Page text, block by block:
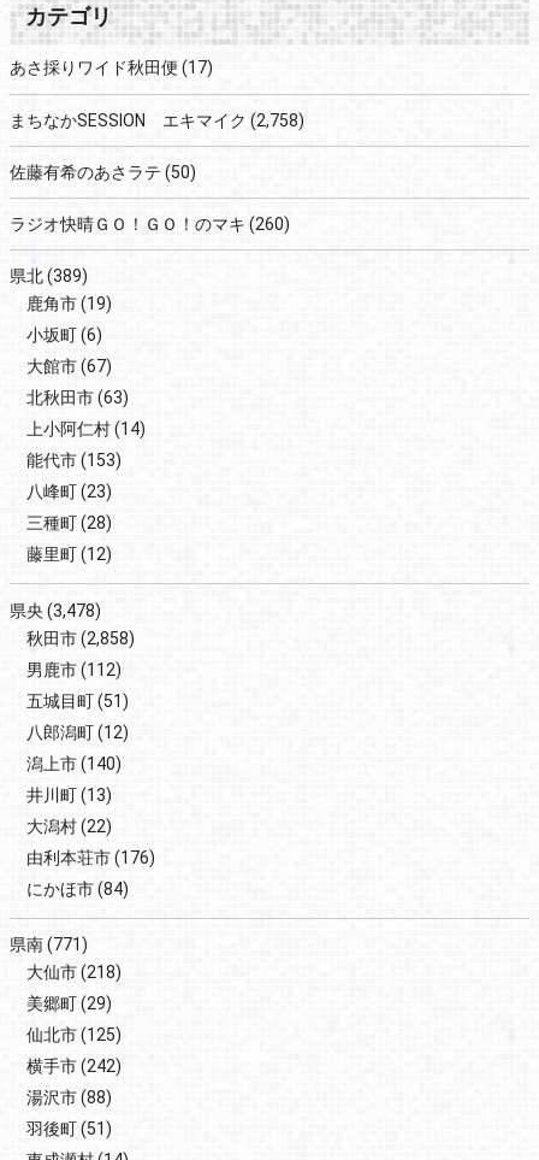
カテゴリ
あさ採りワイド秋田便 (17)
まちなかSESSION エキマイク (2,758)
佐藤有希のあさラテ (50)
ラジオ快晴ＧＯ！ＧＯ！のマキ (260)
県北(389)
鹿角市(19)
小坂町(6)
大館市(67)
北秋田市(63)
上小阿仁村(14)
能代市(153)
八峰町(23)
三種町(28)
藤里町(12)
県央 (3,478)
秋田市(2,858)
男鹿市(112)
五城目町(51)
八郎潟町(12)
潟上市(140)
井川町(13)
大潟村(22)
由利本荘市(176)
にかほ市(84)
県南(771)
大仙市(218)
美郷町(29)
仙北市(125)
横手市(242)
湯沢市(88)
羽後町(51)